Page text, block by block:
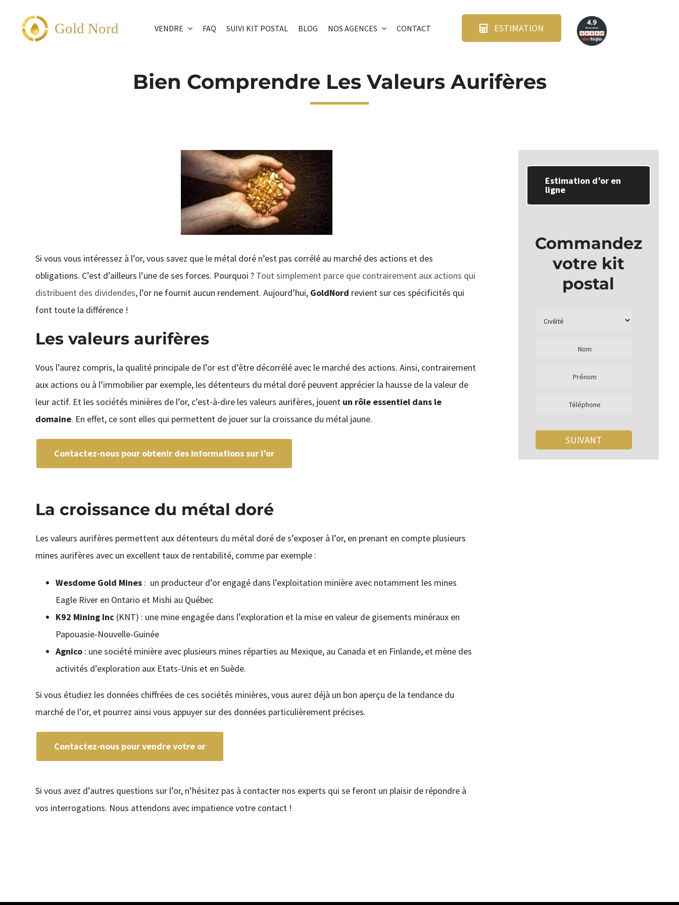
contenu
Gold Nord VENDRE FAQ SUIVI KIT POSTAL BLOG NOS AGENCES CONTACT ESTIMATION
Bien Comprendre Les Valeurs Aurifères
Si vous vous intéressez à l’or, vous savez que le métal doré n’est pas corrélé au marché des actions et des
obligations. C’est d’ailleurs l’une de ses forces. Pourquoi ? Tout simplement parce que contrairement aux actions qui
distribuent des dividendes, l’or ne fournit aucun rendement. Aujourd’hui, GoldNord revient sur ces spécificités qui
font toute la différence !
Les valeurs aurifères
Vous l’aurez compris, la qualité principale de l’or est d’être décorrélé avec le marché des actions. Ainsi, contrairement
aux actions ou à l’immobilier par exemple, les détenteurs du métal doré peuvent apprécier la hausse de la valeur de
leur actif. Et les sociétés minières de l’or, c’est-à-dire les valeurs aurifères, jouent un rôle essentiel dans le
domaine. En effet, ce sont elles qui permettent de jouer sur la croissance du métal jaune.
Contactez-nous pour obtenir des informations sur l’or
La croissance du métal doré
Les valeurs aurifères permettent aux détenteurs du métal doré de s’exposer à l’or, en prenant en compte plusieurs
mines aurifères avec un excellent taux de rentabilité, comme par exemple :
Wesdome Gold Mines: un producteur d’or engagé dans l’exploitation minière avec notamment les mines
Eagle River en Ontario et Mishi au Québec
K92 Mining Inc(KNT) : une mine engagée dans l’exploration et la mise en valeur de gisements minéraux en
Papouasie-Nouvelle-Guinée
Agnico: une société minière avec plusieurs mines réparties au Mexique, au Canada et en Finlande, et mène des
activités d’exploration aux Etats-Unis et en Suède.
Si vous étudiez les données chiffrées de ces sociétés minières, vous aurez déjà un bon aperçu de la tendance du
marché de l’or, et pourrez ainsi vous appuyer sur des données particulièrement précises.
Contactez-nous pour vendre votre or
Si vous avez d’autres questions sur l’or, n’hésitez pas à contacter nos experts qui se feront un plaisir de répondre à
vos interrogations. Nous attendons avec impatience votre contact !
Estimation d’or en
ligne
Commandez
votre kit
postal